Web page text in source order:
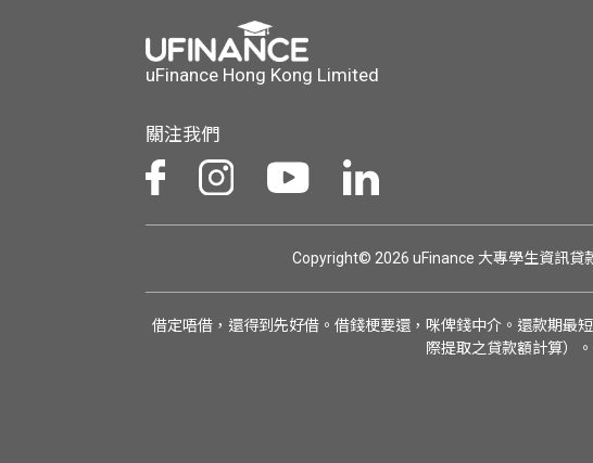
uFinance Hong Kong Limited
關注我們
Copyright© 2026 uFinance 大專學生資訊貸
借定唔借，還得到先好借。借錢梗要還，咪俾錢中介。還款期最
際提取之貸款額計算）